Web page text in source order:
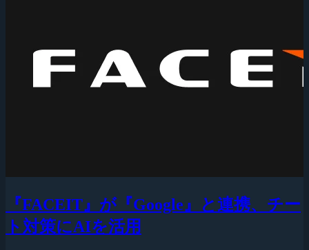
『FACEIT』が『Google』と連携、チー
ト対策にAIを活用